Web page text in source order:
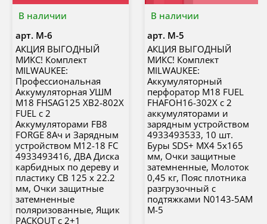
В наличии
арт. M-6
АКЦИЯ ВЫГОДНЫЙ
МИКС! Комплект
MILWAUKEE:
Профессиональная
Аккумуляторная УШМ
M18 FHSAG125 XB2-802X
FUEL с 2
Аккумуляторами FB8
FORGE 8Ач и Зарядным
устройством M12-18 FC
4933493416, ДВА Диска
карбидных по дереву и
плаcтику CB 125 x 22.2
мм, Очки защитные
затемненные
поляризованные, Ящик
PACKOUT с 2+1
В наличии
арт. M-5
АКЦИЯ ВЫГОДНЫЙ
МИКС! Комплект
MILWAUKEE:
Аккумуляторный
перфоратор M18 FUEL
FHAFOH16-302Х с 2
аккумуляторами и
зарядным устройством
4933493533, 10 шт.
Буры SDS+ MX4 5x165
мм, Очки защитные
затемненные, Молоток
0,45 кг, Пояс плотника
разгрузочный с
подтяжками N0143-5AM
M-5